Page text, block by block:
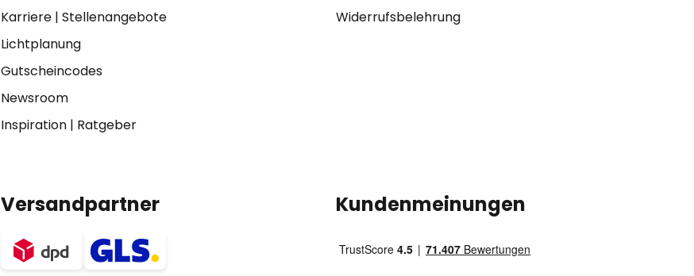
Karriere| Stellenangebote
Lichtplanung
Gutscheincodes
Newsroom
Inspiration| Ratgeber
Widerrufsbelehrung
Versandpartner Kundenmeinungen